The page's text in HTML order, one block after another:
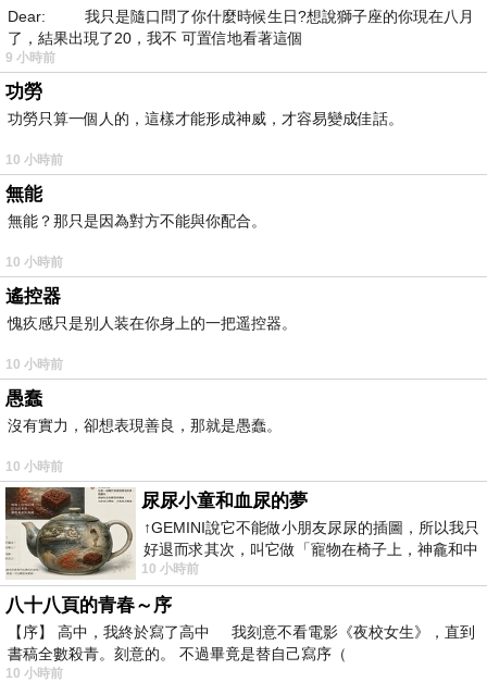
Dear: 我只是隨口問了你什麼時候生日?想說獅子座的你現在八月
了，結果出現了20，我不 可置信地看著這個
9 小時前
功勞
功勞只算一個人的，這樣才能形成神威，才容易變成佳話。
10 小時前
無能
無能？那只是因為對方不能與你配合。
10 小時前
遙控器
愧疚感只是别人装在你身上的一把遥控器。
10 小時前
愚蠢
沒有實力，卻想表現善良，那就是愚蠢。
10 小時前
尿尿小童和血尿的夢
↑GEMINI說它不能做小朋友尿尿的插圖，所以我只
好退而求其次，叫它做「寵物在椅子上，神龕和中
年人臉孔」的畫了。 六月底
10 小時前
八十八頁的青春～序
【序】 高中，我終於寫了高中 我刻意不看電影《夜校女生》，直到
書稿全數殺青。刻意的。 不過畢竟是替自己寫序（
10 小時前